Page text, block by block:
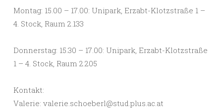
Montag: 15.00 – 17.00: Unipark, Erzabt-Klotzstraße 1 –
4. Stock, Raum 2.133
Donnerstag: 15.30 – 17.00: Unipark, Erzabt-Klotzstraße
1 – 4. Stock, Raum 2.205
Kontakt:
Valerie: valerie.schoeberl@stud.plus.ac.at